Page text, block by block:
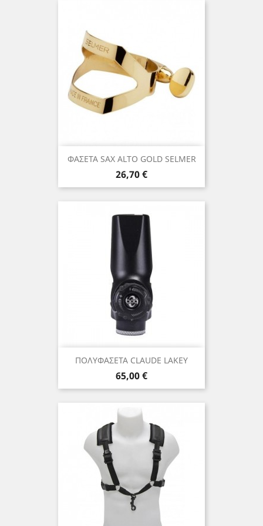
ΦΑΣΕΤΑ SAX ALTO GOLD SELMER
Τιμή
26,70 €
ΠΟΛΥΦΑΣΕΤΑ CLAUDE LAKEY
Τιμή
65,00 €